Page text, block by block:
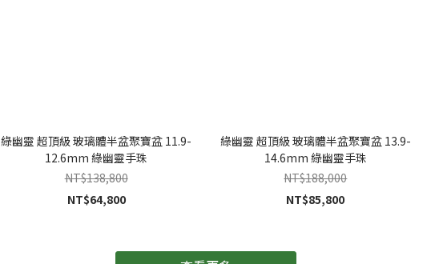
綠幽靈 超頂級 玻璃體半盆聚寶盆 11.9-
12.6mm 綠幽靈手珠
NT$138,800
NT$64,800
綠幽靈 超頂級 玻璃體半盆聚寶盆 13.9-
14.6mm 綠幽靈手珠
NT$188,000
NT$85,800